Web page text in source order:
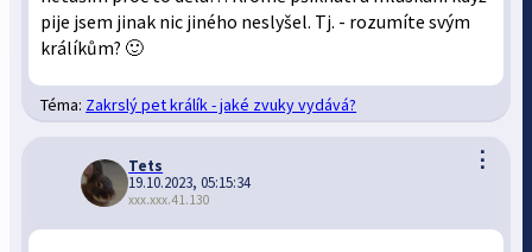
pije jsem jinak nic jiného neslyšel. Tj. - rozumíte svým
králíkům? 🙂
Téma: Zakrslý pet králík - jaké zvuky vydává?
⋮
Tets
19.10.2023, 05:15:34
xxx.xxx.41.130